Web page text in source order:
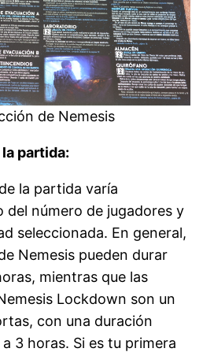
de Nemesis
partida:
la partida varía
del número de jugadores y
seleccionada. En general,
Nemesis pueden durar
mientras que las
Lockdown son un
con una duración
a 3 horas. Si es tu primera